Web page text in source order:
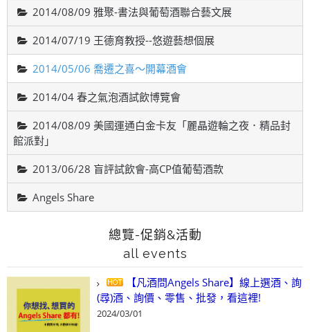
2014/08/09 雅聚-書法與葡萄酒聯合藝文展
2014/07/19 王德育教授--悠遊藝想個展
2014/05/06 喬遷之喜～開幕酒會
2014/04 春之氣泡酒試飲博覽會
2014/08/09 美國運通白金卡友「麗晶遊輪之夜．精品封
館派對」
2013/06/28 盲評試飲會-高CP值葡萄酒款
Angels Share
總覽-促銷&活動
all events
【凡酒問Angels Share】線上選酒、詢
(尋)酒、詢價、零售、批發，看這裡!
2024/03/01